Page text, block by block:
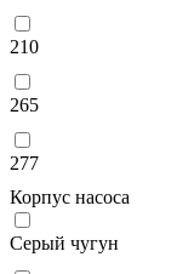
210
265
277
Корпус насоса
Серый чугун